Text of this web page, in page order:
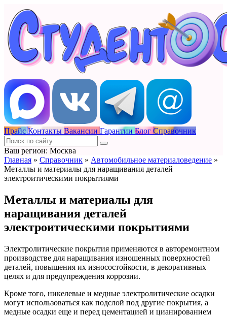
Прайс Контакты Вакансии Гарантии Блог Справочник
Ваш регион: Москва
Главная » Справочник » Автомобильное материаловедение »
Металлы и материалы для наращивания деталей
электроитическими покрытиями
Металлы и материалы для
наращивания деталей
электроитическими покрытиями
Электролитические покрытия применяются в авторемонтном
производстве для наращивания изношенных поверхностей
деталей, повышения их износостойкости, в декоративных
целях и для предупреждения коррозии.
Кроме того, никелевые и медные электролитические осадки
могут использоваться как подслой под другие покрытия, а
медные осадки еще и перед цементацией и цианированием